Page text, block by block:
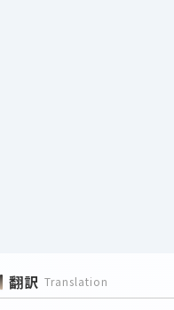
翻訳 Translation